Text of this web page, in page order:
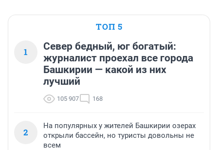
ТОП 5
1
Север бедный, юг богатый:
журналист проехал все города
Башкирии — какой из них
лучший
105 907 168
2
На популярных у жителей Башкирии озерах
открыли бассейн, но туристы довольны не
всем